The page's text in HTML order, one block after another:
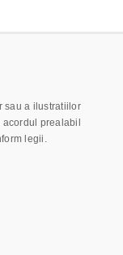
sau a ilustratiilor
prealabil
legii.